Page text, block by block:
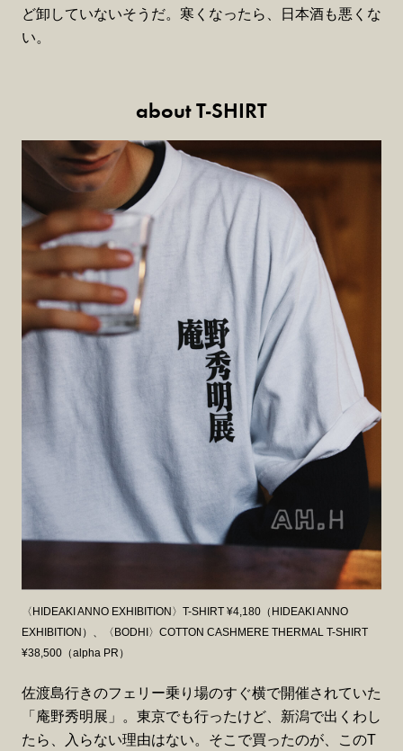
ど卸していないそうだ。寒くなったら、日本酒も悪くな
い。
about T-SHIRT
〈HIDEAKI ANNO EXHIBITION〉T-SHIRT ¥4,180（HIDEAKI ANNO
EXHIBITION）、〈BODHI〉COTTON CASHMERE THERMAL T-SHIRT
¥38,500（alpha PR）
佐渡島行きのフェリー乗り場のすぐ横で開催されていた
「庵野秀明展」。東京でも行ったけど、新潟で出くわし
たら、入らない理由はない。そこで買ったのが、このT